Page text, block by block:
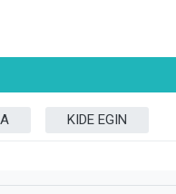
KIDE EGIN